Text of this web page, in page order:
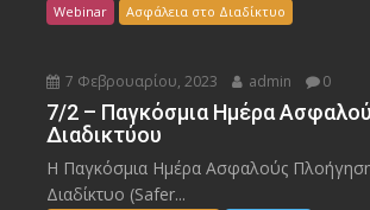
Webinar Ασφάλεια στο Διαδίκτυο
7 Φεβρουαρίου, 2023 admin 0
7/2 – Παγκόσμια Ημέρα
Διαδικτύου
Η Παγκόσμια Ημέρα Ασφαλούς
Διαδίκτυο (Safer...